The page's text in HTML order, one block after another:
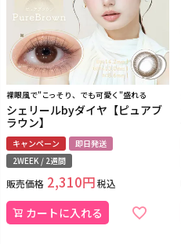
裸眼風で"こっそり、でも可愛く"盛れる
シェリールbyダイヤ【ピュアブ
ラウン】
キャンペーン
即日発送
2WEEK / 2週間
販売価格 2,310 税込
カートに入れる